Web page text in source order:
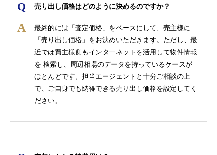
売り出し価格はどのように決めるのですか？
最終的には「査定価格」をベースにして、売主様に
「売り出し価格」をお決めいただきます。ただし、最
近では買主様側もインターネットを活用して物件情報
を 検索し、周辺相場のデータを持っているケースが
ほとんどです。担当エージェントと十分ご相談の上
で、ご自身でも納得できる売り出し価格を設定してく
ださい。